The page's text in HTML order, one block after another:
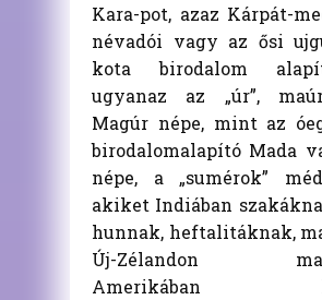
Kara-pot, azaz Kárpát-
névadói vagy az ősi
kota birodalom
ugyanaz az „úr”,
Magúr népe, mint az
birodalomalapító Mada
népe, a „sumérok”
akiket Indiában
hunnak, heftalitáknak,
Új-Zélandon
Amerikában